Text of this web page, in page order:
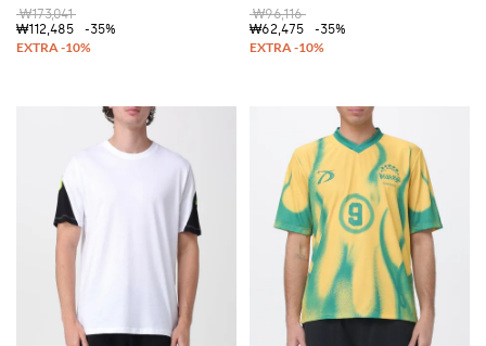
₩173,041
₩112,485
-35%
₩96,116
₩62,475
-35%